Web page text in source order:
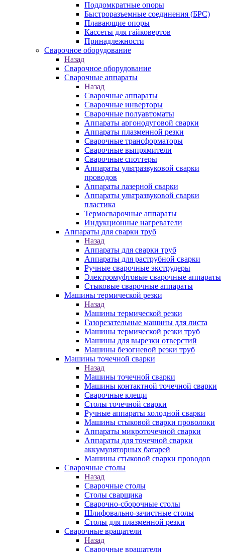
Поддомкратные опоры
Быстроразъемные соединения (БРС)
Плавающие опоры
Кассеты для гайковертов
Принадлежности
Сварочное оборудование
Назад
Сварочное оборудование
Сварочные аппараты
Назад
Сварочные аппараты
Сварочные инверторы
Сварочные полуавтоматы
Аппараты аргонодуговой сварки
Аппараты плазменной резки
Сварочные трансформаторы
Сварочные выпрямители
Сварочные споттеры
Аппараты ультразвуковой сварки
проводов
Аппараты лазерной сварки
Аппараты ультразвуковой сварки
пластика
Термосварочные аппараты
Индукционные нагреватели
Аппараты для сварки труб
Назад
Аппараты для сварки труб
Аппараты для раструбной сварки
Ручные сварочные экструдеры
Электромуфтовые сварочные аппараты
Стыковые сварочные аппараты
Машины термической резки
Назад
Машины термической резки
Газорезательные машины для листа
Машины термической резки труб
Машины для вырезки отверстий
Машины безогневой резки труб
Машины точечной сварки
Назад
Машины точечной сварки
Машины контактной точечной сварки
Сварочные клещи
Столы точечной сварки
Ручные аппараты холодной сварки
Машины стыковой сварки проволоки
Аппараты микроточечной сварки
Аппараты для точечной сварки
аккумуляторных батарей
Машины стыковой сварки проводов
Сварочные столы
Назад
Сварочные столы
Столы сварщика
Сварочно-сборочные столы
Шлифовально-зачистные столы
Столы для плазменной резки
Сварочные вращатели
Назад
Сварочные вращатели